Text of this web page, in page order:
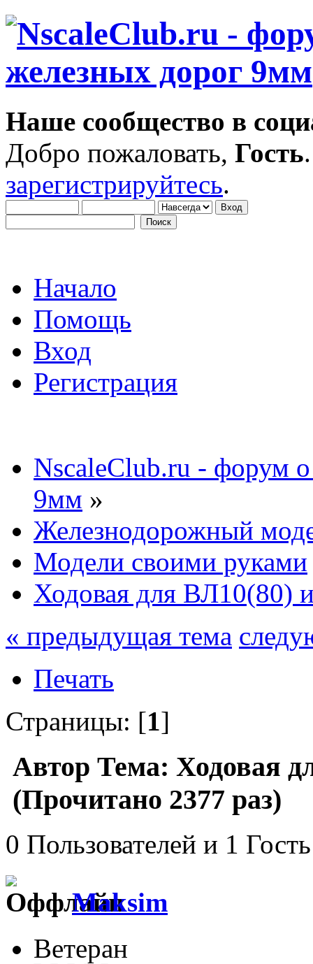
Наше сообщество в
Добро пожаловать, Гость
зарегистрируйтесь.
Начало
Помощь
Вход
Регистрация
NscaleClub.ru - форум
9мм »
Железнодорожный
Модели своими руками
Ходовая для ВЛ10(80)
« предыдущая тема
Печать
Страницы: [1]
Автор Тема: Ходовая
(Прочитано 2377 раз)
0 Пользователей и 1
Maksim
Ветеран